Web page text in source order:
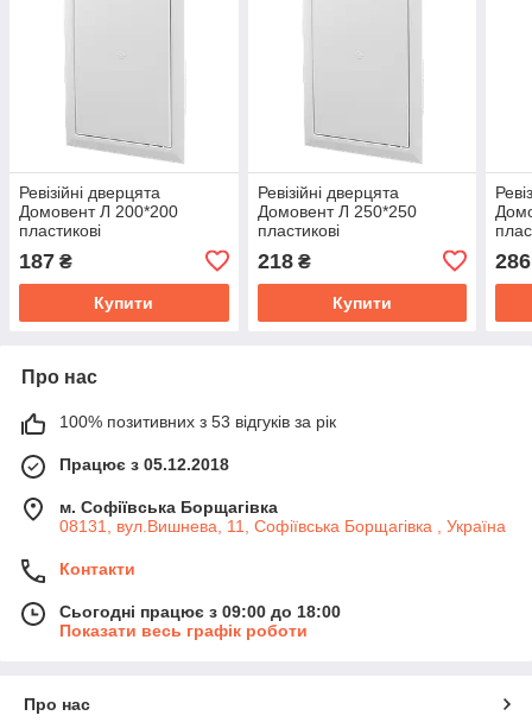
Ревізійні дверцята
Домовент Л 200*200
пластикові
187 ₴
Купити
Ревізійні дверцята
Домовент Л 250*250
пластикові
218₴
Купити
286
Про нас
100% позитивних з 53 відгуків за рік
Працює з 05.12.2018
м. Софіївська Борщагівка
08131, вул.Вишнева, 11, Софіївська Борщагівка , Україна
Контакти
Сьогодні працює з 09:00 до 18:00
Показати весь графік роботи
Про нас